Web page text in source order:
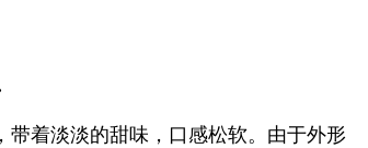
带着淡淡的甜味，口感松软。由于外形